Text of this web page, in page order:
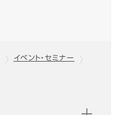
イベント・セミナー